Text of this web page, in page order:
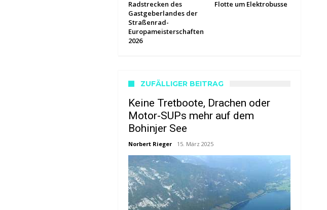
Radstrecken des
Gastgeberlandes der
Straßenrad-
Europameisterschaften
2026
Flotte um Elektrobusse
ZUFÄLLIGER BEITRAG
Keine Tretboote, Drachen oder
Motor-SUPs mehr auf dem
Bohinjer See
Norbert Rieger 15. März 2025